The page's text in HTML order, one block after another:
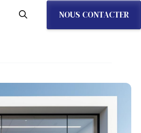
NOUS CONTACTER